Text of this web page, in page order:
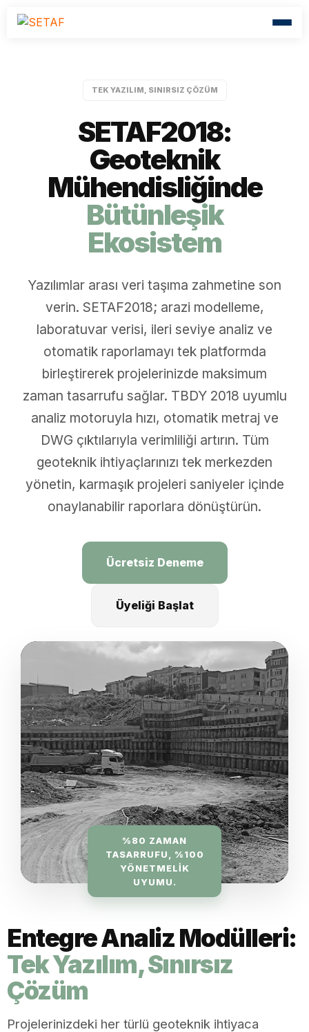
TEK YAZILIM, SINIRSIZ ÇÖZÜM
SETAF2018:
Geoteknik
Mühendisliğinde
Bütünleşik
Ekosistem
Yazılımlar arası veri taşıma zahmetine son
verin. SETAF2018; arazi modelleme,
laboratuvar verisi, ileri seviye analiz ve
otomatik raporlamayı tek platformda
birleştirerek projelerinizde maksimum
zaman tasarrufu sağlar. TBDY 2018 uyumlu
analiz motoruyla hızı, otomatik metraj ve
DWG çıktılarıyla verimliliği artırın. Tüm
geoteknik ihtiyaçlarınızı tek merkezden
yönetin, karmaşık projeleri saniyeler içinde
onaylanabilir raporlara dönüştürün.
Ücretsiz Deneme
Üyeliği Başlat
%80 ZAMAN
TASARRUFU, %100
YÖNETMELIK
UYUMU.
Entegre Analiz Modülleri:
Tek Yazılım, Sınırsız
Çözüm
Projelerinizdeki her türlü geoteknik ihtiyaca